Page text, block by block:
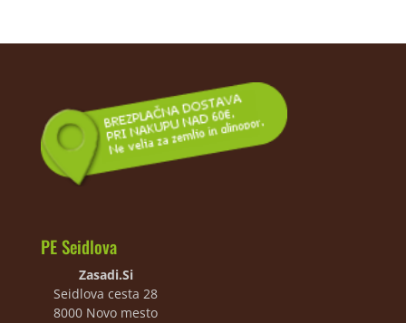
PE Seidlova
Zasadi.Si
Seidlova cesta 28
8000 Novo mesto